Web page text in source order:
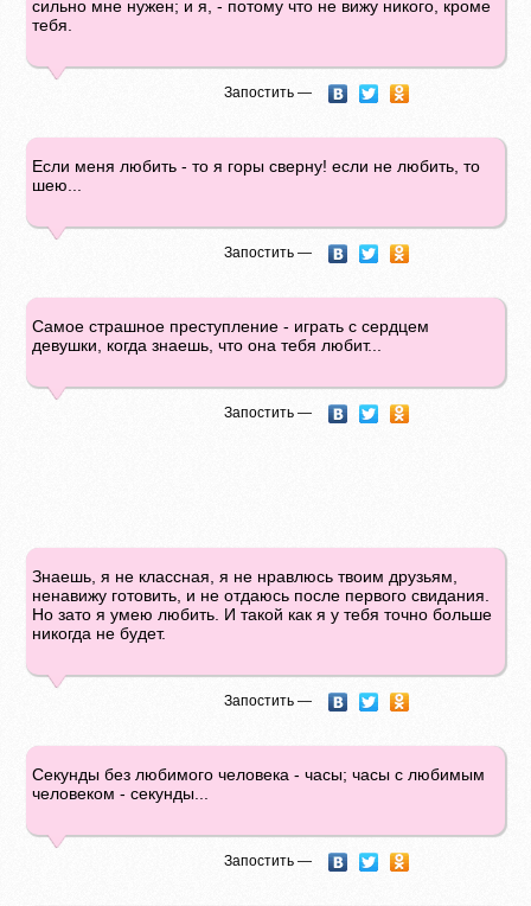
сильно мне нужен; и я, - потому что не вижу никого, кроме
тебя.
Запостить —
Если меня любить - то я горы сверну! если не любить, то
шею...
Запостить —
Самое страшное преступление - играть с сердцем
девушки, когда знаешь, что она тебя любит...
Запостить —
Знаешь, я не классная, я не нравлюсь твоим друзьям,
ненавижу готовить, и не отдаюсь после первого свидания.
Но зато я умею любить. И такой как я у тебя точно больше
никогда не будет.
Запостить —
Секунды без любимого человека - часы; часы с любимым
человеком - секунды...
Запостить —